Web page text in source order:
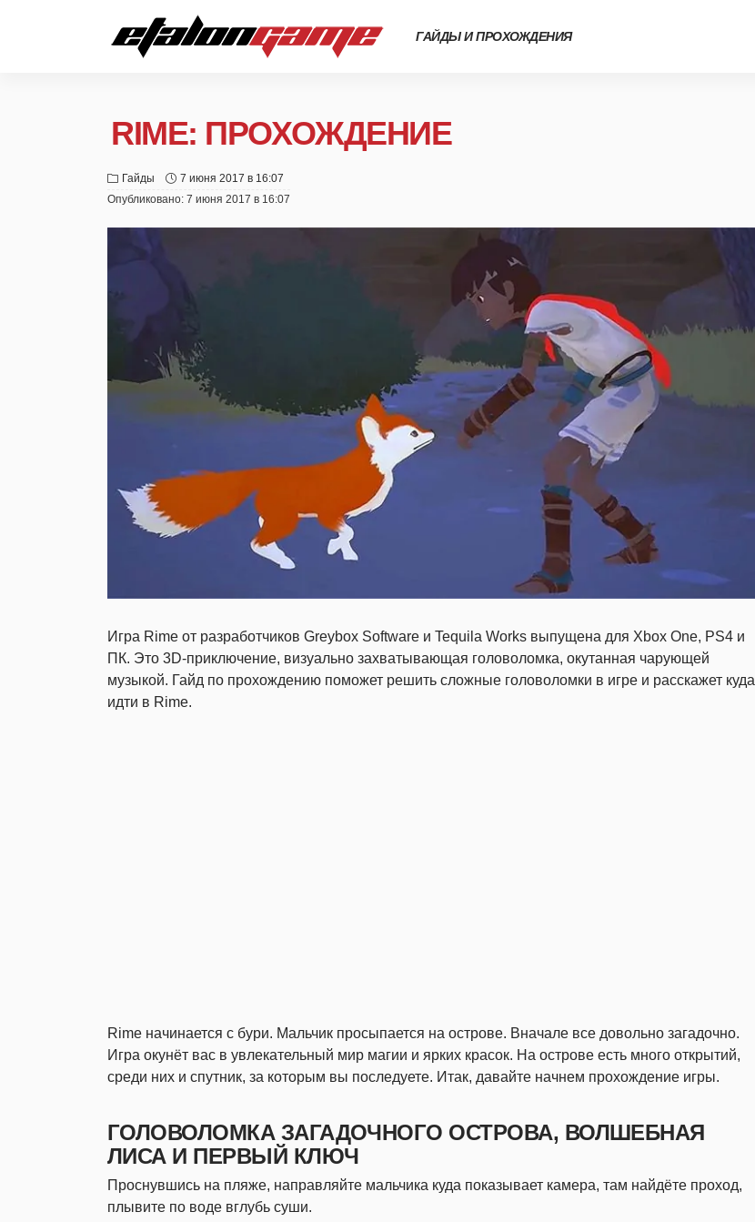
ГАЙДЫ И ПРОХОЖДЕНИЯ
RIME: ПРОХОЖДЕНИЕ
Гайды
7 июня 2017 в 16:07
Опубликовано: 7 июня 2017 в 16:07
Игра Rime от разработчиков Greybox Software и Tequila Works выпущена для Xbox One, PS4 и
ПК. Это 3D-приключение, визуально захватывающая головоломка, окутанная чарующей
музыкой. Гайд по прохождению поможет решить сложные головоломки в игре и расскажет куда
идти в Rime.
Rime начинается с бури. Мальчик просыпается на острове. Вначале все довольно загадочно.
Игра окунёт вас в увлекательный мир магии и ярких красок. На острове есть много открытий,
среди них и спутник, за которым вы последуете. Итак, давайте начнем прохождение игры.
ГОЛОВОЛОМКА ЗАГАДОЧНОГО ОСТРОВА, ВОЛШЕБНАЯ
ЛИСА И ПЕРВЫЙ КЛЮЧ
Проснувшись на пляже, направляйте мальчика куда показывает камера, там найдёте проход,
плывите по воде вглубь суши.